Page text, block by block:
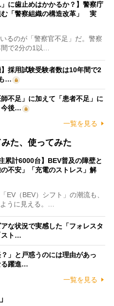
」に歯止めはかかるか？】警察庁
む「警察組織の構造改革」 実
るのが「警察官不足」だ。警察
間で2分の1以…
採用試験受験者数は10年間で2
…
不足」に加えて「患者不足」に
今後…
一覧を見る
た、使ってみた
累計6000台】BEV普及の障壁と
不安」「充電のストレス」解
（BEV）シフト」の潮流も、
うに見える。…
な状況で実感した「フォレスタ
スト…
」と戸惑うのには理由があっ
る躍進…
一覧を見る